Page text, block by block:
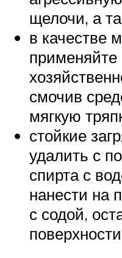
щелочи, а
в качестве
применяйте
смочив
мягкую
стойкие
удалить с
спирта с
нанести на
с содой,